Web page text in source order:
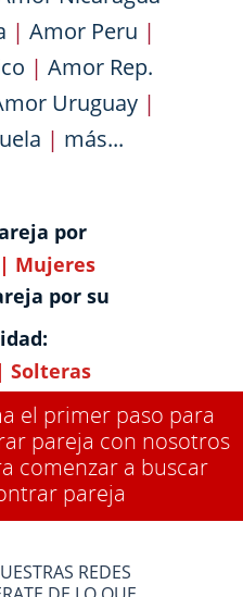
| Amor Peru |
| Amor Rep.
Uruguay|
| más...
por
| Mujeres
por su
| Solteras
el primer paso para
pareja con nosotros
comenzar a buscar
pareja
REDES